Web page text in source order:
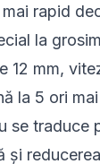
rapid
la
12 mm,
la 5 ori
se traduce
și